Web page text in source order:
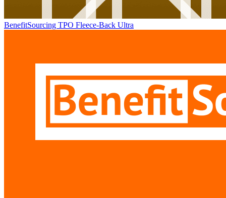
BenefitSourcing TPO Fleece-Back Ultra